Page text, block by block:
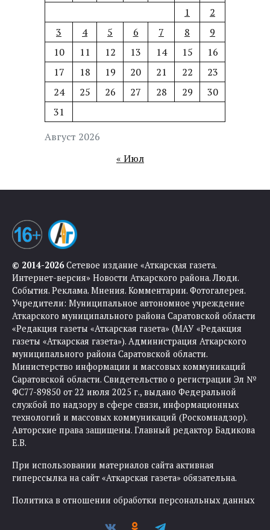
Август 2026
1
2
3
4 5 6 7 8
9
10
11 12 13 14 15
16
17
18 19 20 21 22
23
24
25 26 27 28 29
30
31
« Июл
© 2014-2026Сетевое издание «Аткарская газета.
Интернет-версия» Новости Аткарского района. Люди.
События. Реклама. Мнения. Комментарии. Фотогалерея.
Учредители: Муниципальное автономное учреждение
Аткарского муниципального района Саратовской области
«Редакция газеты «Аткарская газета» (МАУ «Редакция
газеты «Аткарская газета»). Администрация Аткарского
муниципального района Саратовской области.
Министерство информации и массовых коммуникаций
Саратовской области. Свидетельство о регистрации Эл №
ФС77-89850 от 22 июля 2025 г., выдано Федеральной
службой по надзору в сфере связи, информационных
технологий и массовых коммуникаций (Роскомнадзор).
Авторские права защищены. Главный редактор Бадикова
Е.В.
При использовании материалов сайта активная
гиперссылка на сайт «Аткарская газета» обязательна.
Политика в отношении обработки персональных данных